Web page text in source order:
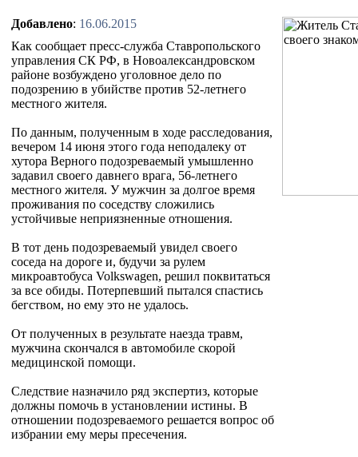
Добавлено: 16.06.2015
Как сообщает пресс-служба Ставропольского
управления СК РФ, в Новоалександровском
районе возбуждено уголовное дело по
подозрению в убийстве против 52-летнего
местного жителя.
По данным, полученным в ходе расследования,
вечером 14 июня этого года неподалеку от
хутора Верного подозреваемый умышленно
задавил своего давнего врага, 56-летнего
местного жителя. У мужчин за долгое время
проживания по соседству сложились
устойчивые неприязненные отношения.
В тот день подозреваемый увидел своего
соседа на дороге и, будучи за рулем
микроавтобуса Volkswagen, решил поквитаться
за все обиды. Потерпевший пытался спастись
бегством, но ему это не удалось.
От полученных в результате наезда травм,
мужчина скончался в автомобиле скорой
медицинской помощи.
Следствие назначило ряд экспертиз, которые
должны помочь в установлении истины. В
отношении подозреваемого решается вопрос об
избрании ему меры пресечения.